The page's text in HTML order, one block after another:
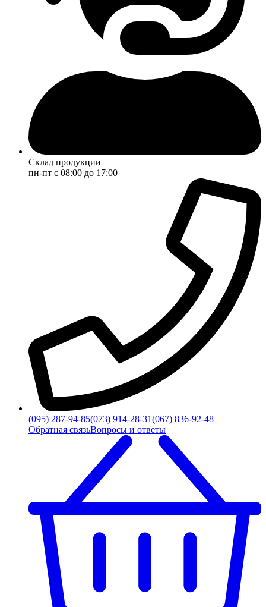
Склад продукции
пн-пт с 08:00 до 17:00
(095) 287-94-85(073) 914-28-31(067) 836-92-48
Обратная связьВопросы и ответы